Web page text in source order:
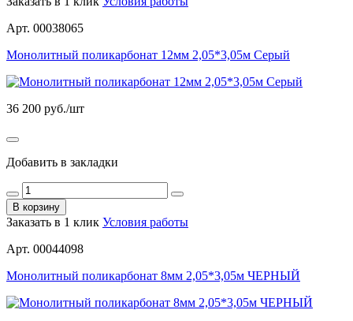
Арт. 00038065
Монолитный поликарбонат 12мм 2,05*3,05м Серый
36 200 руб./шт
Добавить в закладки
В корзину
Заказать в 1 клик Условия работы
Арт. 00044098
Монолитный поликарбонат 8мм 2,05*3,05м ЧЕРНЫЙ